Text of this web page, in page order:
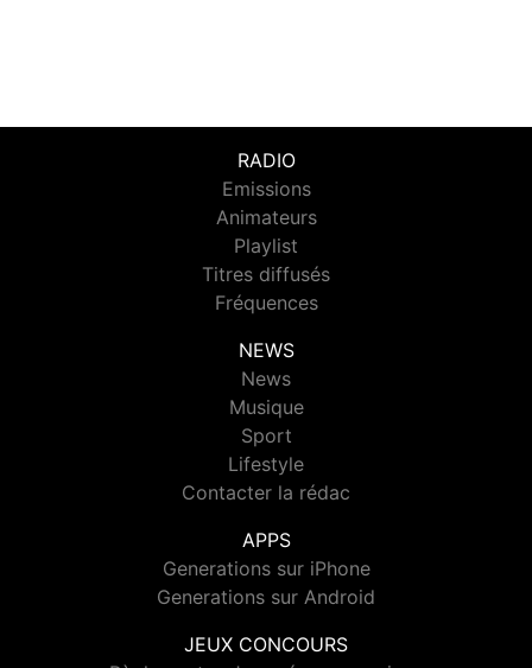
RADIO
Emissions
Animateurs
Playlist
Titres diffusés
Fréquences
NEWS
News
Musique
Sport
Lifestyle
Contacter la rédac
APPS
Generations sur iPhone
Generations sur Android
JEUX CONCOURS